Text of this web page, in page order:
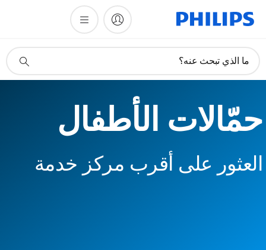
دعم
ما الذي تبحث عنه؟
حمّالات الأطفال
العثور على أقرب مركز خدمة